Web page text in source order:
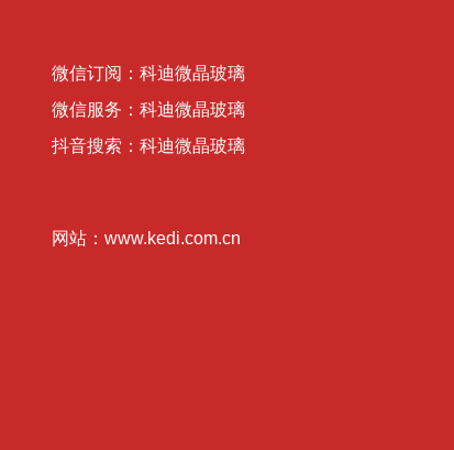
微信订阅：科迪微晶玻璃
微信服务：科迪微晶玻璃
抖音搜索：科迪微晶玻璃
网站：www.kedi.com.cn